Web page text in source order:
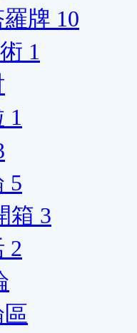
牌 10
1
1
5
箱 3
2